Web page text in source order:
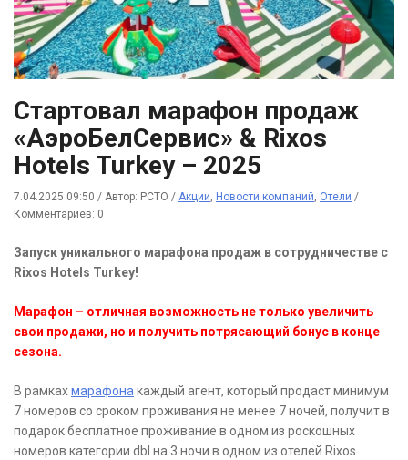
Стартовал марафон продаж
«АэроБелСервис» & Rixos
Hotels Turkey – 2025
7.04.2025 09:50 / Автор: РСТО / Акции, Новости компаний, Отели /
Комментариев: 0
Запуск уникального марафона продаж в сотрудничестве с
Rixos Hotels Turkey!
Марафон – отличная возможность не только увеличить
свои продажи, но и получить потрясающий бонус в конце
сезона.
В рамкахмарафона каждый агент, который продаст минимум
7 номеров со сроком проживания не менее 7 ночей, получит в
подарок бесплатное проживание в одном из роскошных
номеров категории dbl на 3 ночи в одном из отелей Rixos